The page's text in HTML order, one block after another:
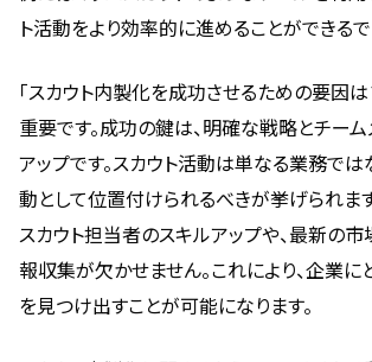
ト活動をより効率的に進めることができるで
「スカウト内製化を成功させるための要因は
重要です。成功の鍵は、明確な戦略とチー
アップです。スカウト活動は単なる業務では
動として位置付けられるべきが挙げられます
スカウト担当者のスキルアップや、最新の
報収集が欠かせません。これにより、企業
を見つけ出すことが可能になります。